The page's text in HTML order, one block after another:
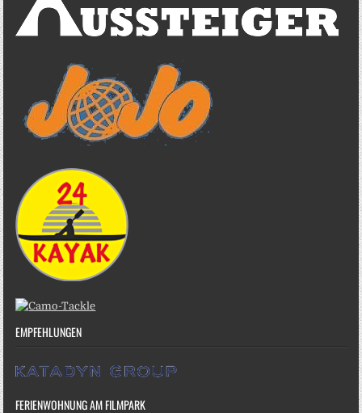
EMPFEHLUNGEN
FERIENWOHNUNG AM FILMPARK